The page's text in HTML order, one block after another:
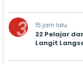
3 15 jam lalu
22 Pelajar
Langit